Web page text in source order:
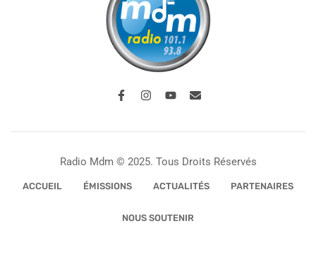
Radio Mdm © 2025. Tous Droits Réservés
ACCUEIL ÉMISSIONS ACTUALITÉS PARTENAIRES
NOUS SOUTENIR